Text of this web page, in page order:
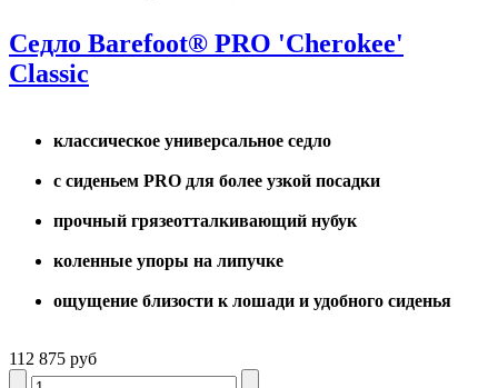
Седло Barefoot® PRO 'Cherokee'
Classic
классическое универсальное седло
с сиденьем PRO для более узкой посадки
прочный грязеотталкивающий нубук
коленные упоры на липучке
ощущение близости к лошади и удобного сиденья
112 875 руб